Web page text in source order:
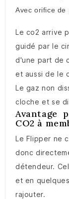
Avec orifice de
Le co2 arrive
guidé par le
d'une part de
et aussi de le
Le gaz non
cloche et se
Avantage
CO2 à
Le Flipper ne
donc
détendeur.
et en
rajouter.